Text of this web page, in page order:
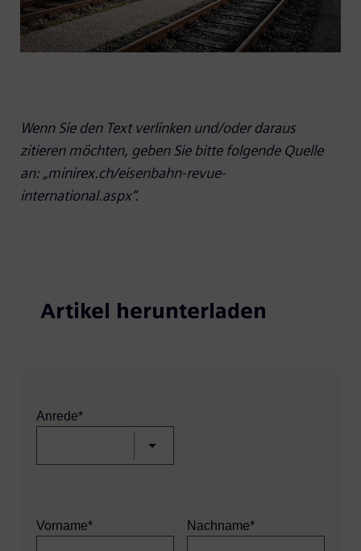
Wenn Sie den Text verlinken und/oder daraus
zitieren möchten, geben Sie bitte folgende Quelle
an: „minirex.ch/eisenbahn-revue-
international.aspx“.
Artikel herunterladen
Anrede*
Vorname* Nachname*